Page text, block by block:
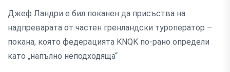
Джеф Ландри е бил поканен да присъства на
надпреварата от частен гренландски туроператор –
покана, която федерацията KNQK по-рано определи
като „напълно неподходяща“